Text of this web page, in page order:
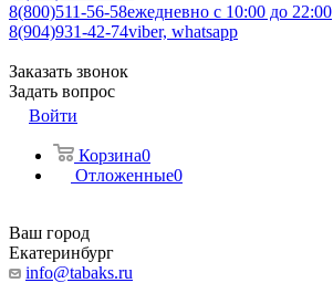
8(800)511-56-58ежедневно с 10:00 до 22:00
8(904)931-42-74viber, whatsapp
Заказать звонок
Задать вопрос
Войти
Корзина0
Отложенные0
Ваш город
Екатеринбург
info@tabaks.ru